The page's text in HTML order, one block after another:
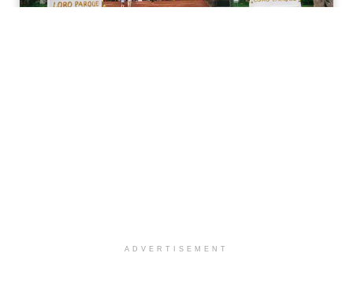
ADVERTISEMENT